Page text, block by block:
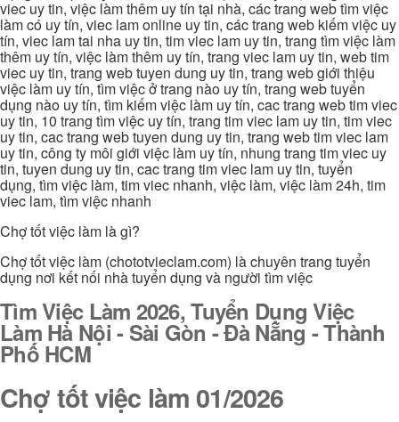
viec uy tin, việc làm thêm uy tín tại nhà, các trang web tìm việc
làm có uy tín, viec lam online uy tin, các trang web kiếm việc uy
tín, viec lam tai nha uy tin, tim viec lam uy tin, trang tìm việc làm
thêm uy tín, việc làm thêm uy tín, trang viec lam uy tin, web tim
viec uy tin, trang web tuyen dung uy tin, trang web giới thiệu
việc làm uy tín, tìm việc ở trang nào uy tín, trang web tuyển
dụng nào uy tín, tìm kiếm việc làm uy tín, cac trang web tim viec
uy tin, 10 trang tìm việc uy tín, trang tim viec lam uy tin, tim viec
uy tin, cac trang web tuyen dung uy tin, trang web tim viec lam
uy tin, công ty môi giới việc làm uy tín, nhung trang tim viec uy
tin, tuyen dung uy tin, cac trang tim viec lam uy tin, tuyển
dụng, tìm việc làm, tim viec nhanh, việc làm, việc làm 24h, tim
viec lam, tìm việc nhanh
Chợ tốt việc làm là gì?
Chợ tốt việc làm (chototvieclam.com) là chuyên trang tuyển
dụng nơi kết nối nhà tuyển dụng và người tìm việc
Tìm Việc Làm 2026, Tuyển Dụng Việc
Làm Hà Nội - Sài Gòn - Đà Nẵng - Thành
Phố HCM
Chợ tốt việc làm 01/2026